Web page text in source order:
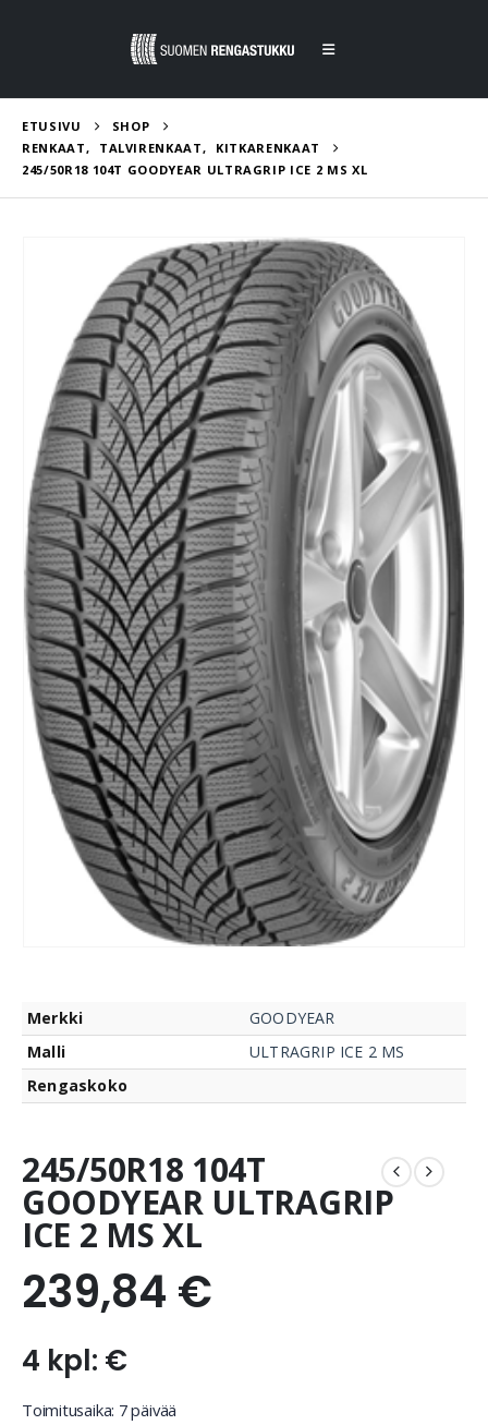
ETUSIVU
SHOP
RENKAAT, TALVIRENKAAT,
KITKARENKAAT
245/50R18 104T GOODYEAR ULTRAGRIP ICE 2 MS XL
Merkki
GOODYEAR
Malli
ULTRAGRIP ICE 2 MS
Rengaskoko
245/50R18 104T
GOODYEAR ULTRAGRIP
ICE 2 MS XL
239,84 €
4 kpl: €
Toimitusaika: 7 päivää